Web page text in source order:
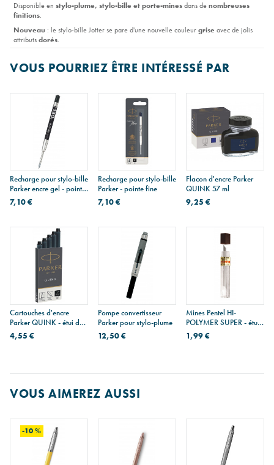
Disponible en stylo-plume, stylo-bille et porte-minesdans denombreuses
finitions.
Nouveau : le stylo-bille Jotter se pare d'une nouvelle couleurgrise avec de jolis
attributsdorés.
VOUS POURRIEZ ÊTRE INTÉRESSÉ PAR
Recharge pour stylo-bille
Parker encre gel - pointe
moyenne
7,10 €
Recharge pour stylo-bille
Parker - pointe fine
7,10 €
Flacon d'encre Parker
QUINK 57 ml
9,25 €
Cartouches d'encre
Parker QUINK - étui de
5
4,55 €
Pompe convertisseur
Parker pour stylo-plume
12,50 €
Mines Pentel HI-
POLYMER SUPER - étui
de 12 - 0,3 mm - 2H
1,99 €
VOUS AIMEREZ AUSSI
-10 %